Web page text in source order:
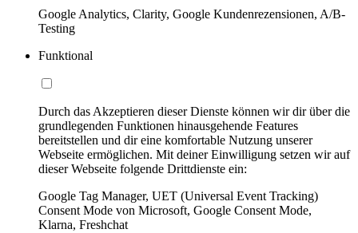
Google Analytics, Clarity, Google Kundenrezensionen, A/B-
Testing
Funktional
Durch das Akzeptieren dieser Dienste können wir dir über die
grundlegenden Funktionen hinausgehende Features
bereitstellen und dir eine komfortable Nutzung unserer
Webseite ermöglichen. Mit deiner Einwilligung setzen wir auf
dieser Webseite folgende Drittdienste ein:
Google Tag Manager, UET (Universal Event Tracking)
Consent Mode von Microsoft, Google Consent Mode,
Klarna, Freshchat